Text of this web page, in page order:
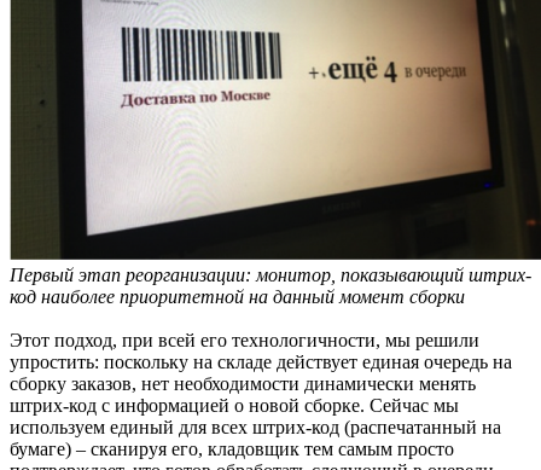
Первый этап реорганизации: монитор, показывающий штрих-
код наиболее приоритетной на данный момент сборки
Этот подход, при всей его технологичности, мы решили
упростить: поскольку на складе действует единая очередь на
сборку заказов, нет необходимости динамически менять
штрих-код с информацией о новой сборке. Сейчас мы
используем единый для всех штрих-код (распечатанный на
бумаге) – сканируя его, кладовщик тем самым просто